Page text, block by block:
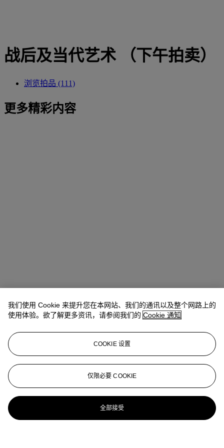
战后及当代艺术 （下午拍卖）
浏览拍品 (111)
更多精彩内容
我们使用 Cookie 来提升您在本网站、我们的通讯以及整个网路上的
使用体验。欲了解更多资讯，请参阅我们的 Cookie 通知
COOKIE 设置
仅限必要 COOKIE
全部接受